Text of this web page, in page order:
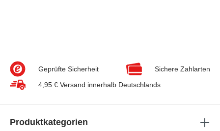
Geprüfte Sicherheit
Sichere Zahlarten
4,95 € Versand innerhalb Deutschlands
Produktkategorien